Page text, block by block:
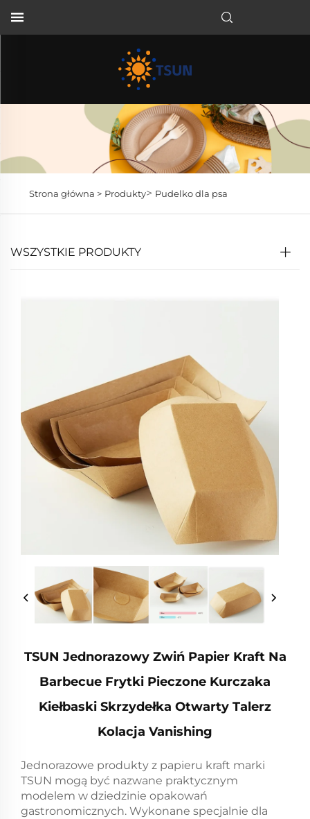
Strona główna > Produkty> Pudelko dla psa
WSZYSTKIE PRODUKTY
TSUN Jednorazowy Zwiń Papier Kraft Na
Barbecue Frytki Pieczone Kurczaka
Kiełbaski Skrzydełka Otwarty Talerz
Kolacja Vanishing
Jednorazowe produkty z papieru kraft marki
TSUN mogą być nazwane praktycznym
modelem w dziedzinie opakowań
gastronomicznych. Wykonane specjalnie dla